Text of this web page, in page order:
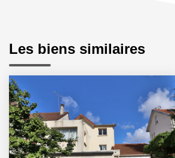
Les biens similaires